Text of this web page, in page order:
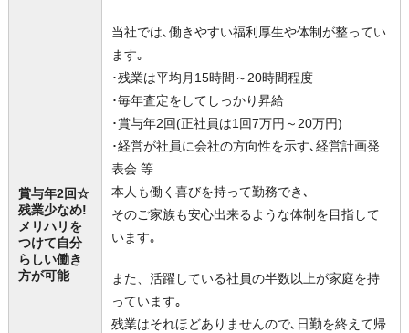
賞与年2回☆
残業少なめ!
メリハリを
つけて自分
らしい働き
方が可能
当社では､働きやすい福利厚生や体制が整ってい
ます｡
･残業は平均月15時間～20時間程度
･毎年査定をしてしっかり昇給
･賞与年2回(正社員は1回7万円～20万円)
･経営が社員に会社の方向性を示す､経営計画発
表会 等
本人も働く喜びを持って勤務でき､
そのご家族も安心出来るような体制を目指して
います｡
また、活躍している社員の半数以上が家庭を持
っています｡
残業はそれほどありませんので､日勤を終えて帰